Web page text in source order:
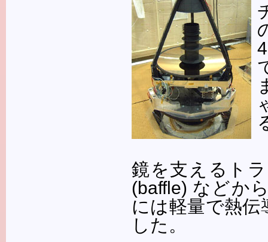
鏡を支えるト
(baffle) などか
には軽量で熱
した。